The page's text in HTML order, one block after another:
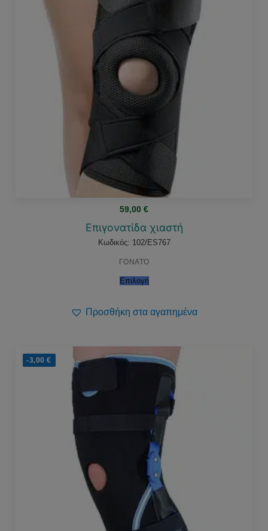
59,00 €
Επιγονατίδα χιαστή
Κωδικός: 102/ES767
ΓΟΝΑΤΟ
Επιλογή
Προσθήκη στα αγαπημένα
-3,00€